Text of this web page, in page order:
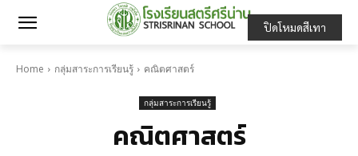
Home กลุ่มสาระการเรียนรู้ คณิตศาสตร์
กลุ่มสาระการเรียนรู้
คณิตศาสตร์
ปิดโหมดสีเทา